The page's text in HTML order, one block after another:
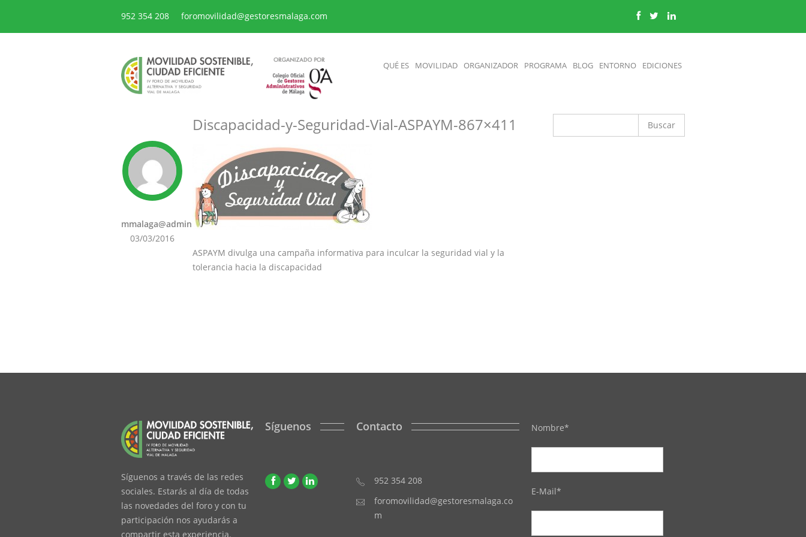
952 354 208 foromovilidad@gestoresmalaga.com
QUÉ ES MOVILIDAD ORGANIZADOR PROGRAMA BLOG ENTORNO EDICIONES
mmalaga@admin
03/03/2016
Discapacidad-y-Seguridad-Vial-ASPAYM-867×411
ASPAYM divulga una campaña informativa para inculcar la seguridad vial y la
tolerancia hacia la discapacidad
Síguenos a través de las redes
sociales. Estarás al día de todas
las novedades del foro y con tu
participación nos ayudarás a
compartir esta experiencia.
Síguenos Contacto
952 354 208
foromovilidad@gestoresmalaga.co
m
Nombre*
E-Mail*